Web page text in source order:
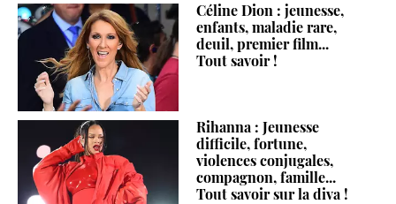
Céline Dion : jeunesse,
enfants, maladie rare,
deuil, premier film...
Tout savoir !
Rihanna : Jeunesse
difficile, fortune,
violences conjugales,
compagnon, famille...
Tout savoir sur la diva !